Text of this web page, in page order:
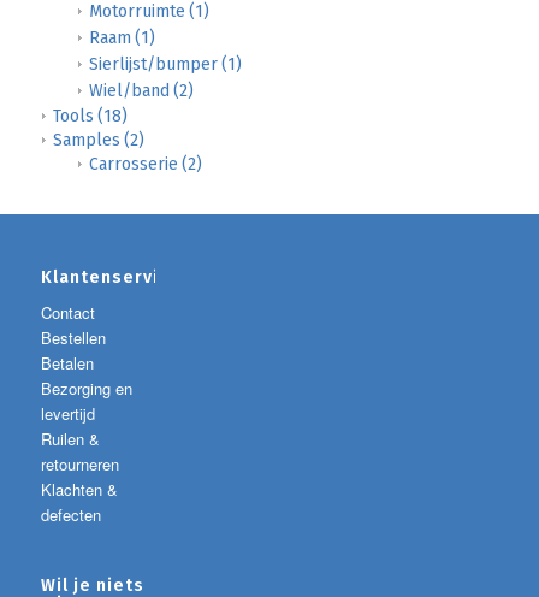
Motorruimte (1)
Raam (1)
Sierlijst/bumper (1)
Wiel/band (2)
Tools (18)
Samples (2)
Carrosserie (2)
Klantenservice
Contact
Bestellen
Betalen
Bezorging en
levertijd
Ruilen &
retourneren
Klachten &
defecten
Wil je niets